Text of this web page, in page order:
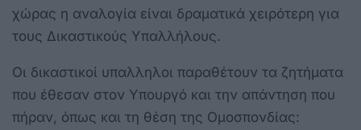
χώρας η αναλογία είναι δραματικά χειρότερη για
τους Δικαστικούς Υπαλλήλους.
Οι δικαστικοί υπαλληλοι παραθέτουν τα ζητήματα
που έθεσαν στον Υπουργό και την απάντηση που
πήραν, όπως και τη θέση της Ομοσπονδίας: